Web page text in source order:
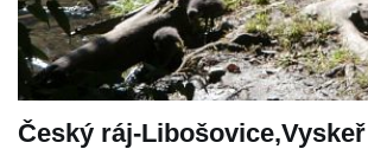
Český ráj-Libošovice,Vyskeř